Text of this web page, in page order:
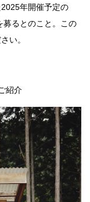
年開催予定の
募るとのこと。この
い。
紹介